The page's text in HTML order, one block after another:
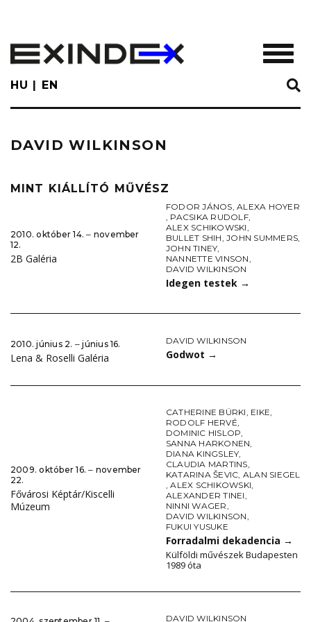
main
content
HU EN
DAVID WILKINSON
MINT KIÁLLÍTÓ MŰVÉSZ
2010. október 14. ‒ november
12.
2B Galéria
FODOR JÁNOS,ALEXA HOYER
, PACSIKA RUDOLF,
ALEX SCHIKOWSKI,
BULLET SHIH,JOHN SUMMERS,
JOHN TINEY,
NANNETTE VINSON,
DAVID WILKINSON
Idegen testek →
2010. június 2. ‒ június 16.
Lena & Roselli Galéria
DAVID WILKINSON
Godwot →
2009. október 16. ‒ november
22.
Fővárosi Képtár/Kiscelli
Múzeum
CATHERINE BÜRKI, EIKE,
RODOLF HERVÉ,
DOMINIC HISLOP,
SANNA HARKONEN,
DIANA KINGSLEY,
CLAUDIA MARTINS,
KATARINA ŠEVIC, ALAN SIEGEL
,ALEX SCHIKOWSKI,
ALEXANDER TINEI,
NINNI WAGER,
DAVID WILKINSON,
FUKUI YUSUKE
Forradalmi dekadencia →
Külföldi művészek Budapesten
1989 óta
DAVID WILKINSON